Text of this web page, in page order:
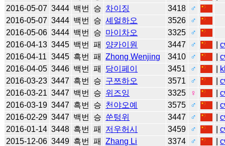
2016-05-07 3444 백번 승 차이징 3418
♂
2016-05-07 3444 백번 승 셰얼하오 3526
♂
2016-05-06 3444 백번 승 마이차오 3325
♂
2016-04-13 3445 백번 패 양카이원 3447 ♂ |
2016-04-11 3445 흑번 패 Zhong Wenjing 3410 ♂ |
2016-04-05 3446 백번 패 당이페이 3451 ♂
2016-03-23 3447 흑번 승 구쯔하오 3571 ♂ |
2016-03-21 3447 백번 승 위즈잉 3325 ♀ |
2016-03-19 3447 흑번 승 천야오예 3575 ♂ |
2016-02-29 3447 백번 승 쑨텅위 3447 ♂ |
2016-01-14 3448 흑번 패 저우허시 3459 ♂ |
2015-12-06 3449 흑번 패 Zhang Li 3374 ♂ |